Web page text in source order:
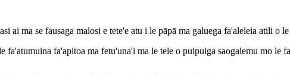
ai ma se fausaga malosi e tete'e atu i le pāpā ma galuega fa'aleleia atili o
fa'apitoa ma fetu'una'i ma le tele o puipuiga saogalemu mo le